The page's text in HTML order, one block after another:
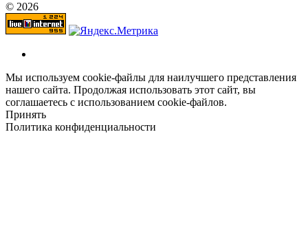
© 2026
Мы используем cookie-файлы для наилучшего представления
нашего сайта. Продолжая использовать этот сайт, вы
соглашаетесь с использованием cookie-файлов.
Принять
Политика конфиденциальности